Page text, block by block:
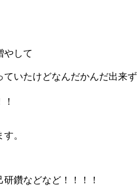
やして
いたけどなんだかんだ出来ず
。
鑽などなど！！！！